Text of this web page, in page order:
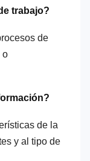
trabajo?
de
o
de la
y al tipo de